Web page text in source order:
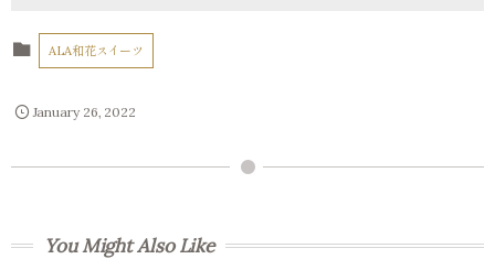
ALA和花スイーツ
January 26 2022
You Might Also Like